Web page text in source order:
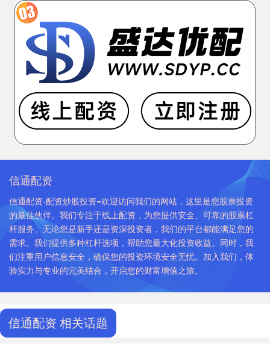
信通配资
信通配资-配资炒股投资=欢迎访问我们的网站，这里是您股票投资
的最佳伙伴。我们专注于线上配资，为您提供安全、可靠的股票杠
杆服务。无论您是新手还是资深投资者，我们的平台都能满足您的
需求。我们提供多种杠杆选项，帮助您最大化投资收益。同时，我
们注重用户信息安全，确保您的投资环境安全无忧。加入我们，体
验实力与专业的完美结合，开启您的财富增值之旅。
信通配资 相关话题